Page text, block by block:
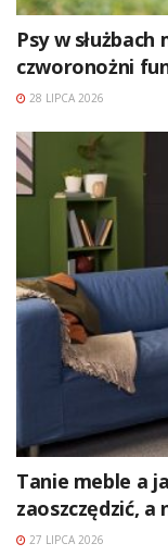
Psy w
czworonożni
28 LIPCA 2026
Tanie meble a
zaoszczędzić, a
27 LIPCA 2026